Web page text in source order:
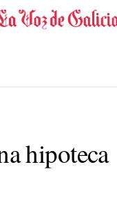
hipoteca